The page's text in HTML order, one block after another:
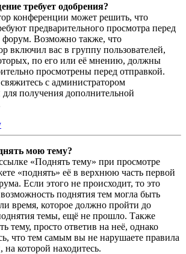
требует одобрения?
конференции может решить, что
предварительного просмотра перед
форум. Возможно также, что
включил вас в группу пользователей,
по его или её мнению, должны
просмотрены перед отправкой.
с администратором
получения дополнительной
мою тему?
«Поднять тему» при просмотре
«поднять» её в верхнюю часть первой
Если этого не происходит, то это
возможность поднятия тем могла быть
время, которое должно пройти до
темы, ещё не прошло. Также
тему, просто ответив на неё, однако
что тем самым вы не нарушаете правила
которой находитесь.